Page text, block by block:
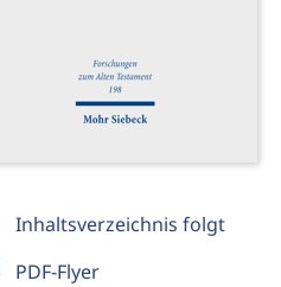
Inhaltsverzeichnis folgt
PDF-Flyer